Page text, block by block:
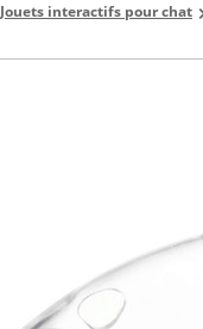
Jouets interactifs pour chat